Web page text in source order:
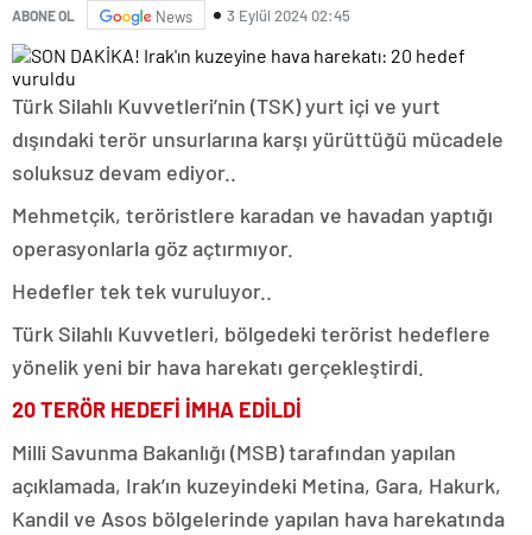
ABONE OL News 3 Eylül 2024 02:45
Türk Silahlı Kuvvetleri’nin (TSK) yurt içi ve yurt
dışındaki terör unsurlarına karşı yürüttüğü mücadele
soluksuz devam ediyor..
Mehmetçik, teröristlere karadan ve havadan yaptığı
operasyonlarla göz açtırmıyor.
Hedefler tek tek vuruluyor..
Türk Silahlı Kuvvetleri, bölgedeki terörist hedeflere
yönelik yeni bir hava harekatı gerçekleştirdi.
20 TERÖR HEDEFİ İMHA EDİLDİ
Milli Savunma Bakanlığı (MSB) tarafından yapılan
açıklamada, Irak’ın kuzeyindeki Metina, Gara, Hakurk,
Kandil ve Asos bölgelerinde yapılan hava harekatında